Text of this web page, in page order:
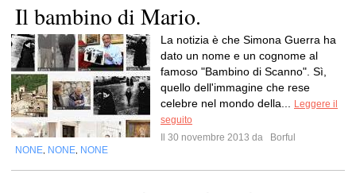
Il bambino di Mario.
La notizia è che Simona Guerra ha
dato un nome e un cognome al
famoso "Bambino di Scanno". Sì,
quello dell'immagine che rese
celebre nel mondo della...
Leggere il
seguito
Il 30 novembre 2013 da
Borful
NONE NONE NONE